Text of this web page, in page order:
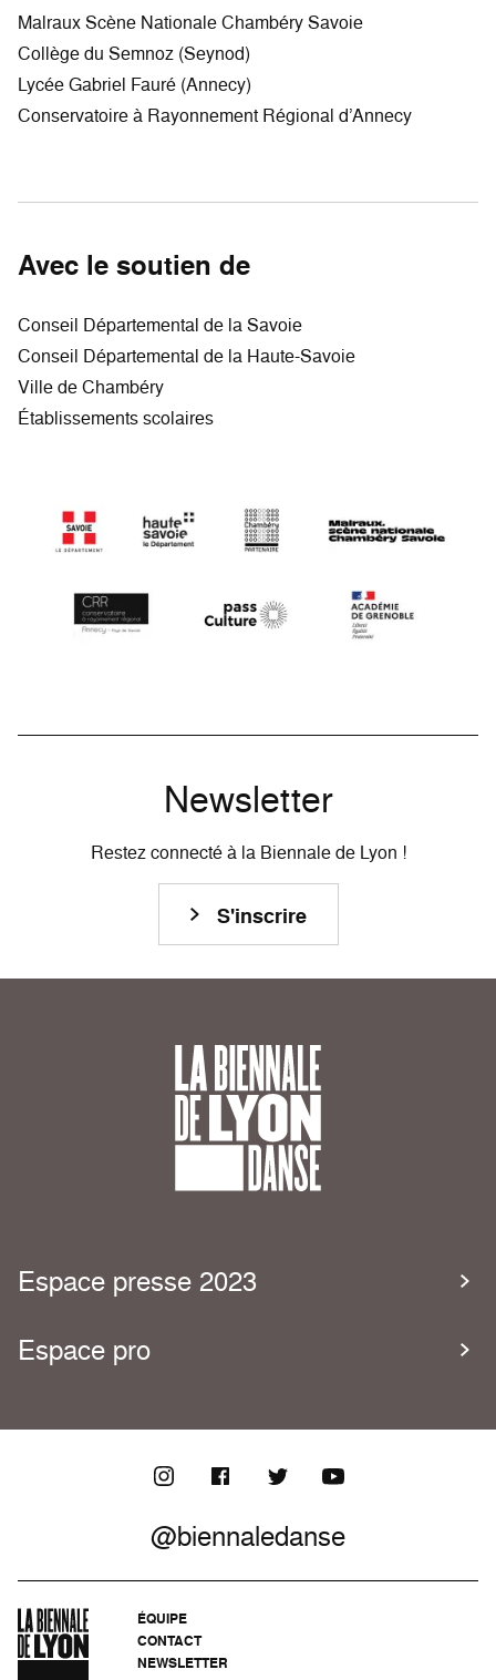
Malraux Scène Nationale Chambéry Savoie
Collège du Semnoz (Seynod)
Lycée Gabriel Fauré (Annecy)
Conservatoire à Rayonnement Régional d’Annecy
Avec le soutien de
Conseil Départemental de la Savoie
Conseil Départemental de la Haute-Savoie
Ville de Chambéry
Établissements scolaires
Newsletter
Restez connecté à la Biennale de Lyon !
S'inscrire
Espace presse 2023
Espace pro
@biennaledanse
ÉQUIPE
CONTACT
NEWSLETTER